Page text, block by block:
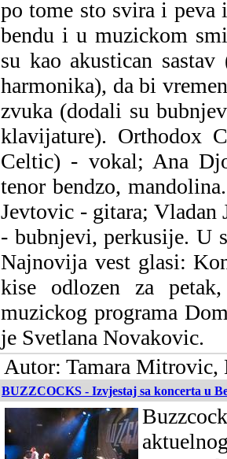
po tome sto svira i
bendu i u muzickom
su kao akustican
harmonika), da bi
zvuka (dodali su
klavijature). Orthodox
Celtic) - vokal; Ana
tenor bendzo,
Jevtovic - gitara;
- bubnjevi, perkusije. U
Najnovija vest glasi:
kise odlozen za
muzickog programa
je Svetlana Novakovic.
Autor: Tamara Mitrovic,
BUZZCOCKS - Izvjestaj sa koncerta u